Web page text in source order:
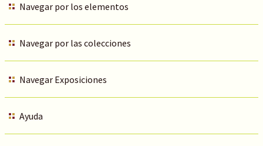
Navegar por los elementos
Navegar por las colecciones
Navegar Exposiciones
Ayuda